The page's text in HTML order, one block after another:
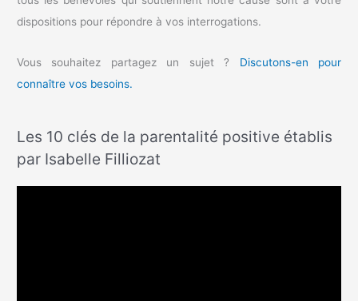
dispositions pour répondre à vos interrogations.
Vous souhaitez partagez un sujet ? Discutons-en pour
connaître vos besoins.
Les 10 clés de la parentalité positive établis
par Isabelle Filliozat